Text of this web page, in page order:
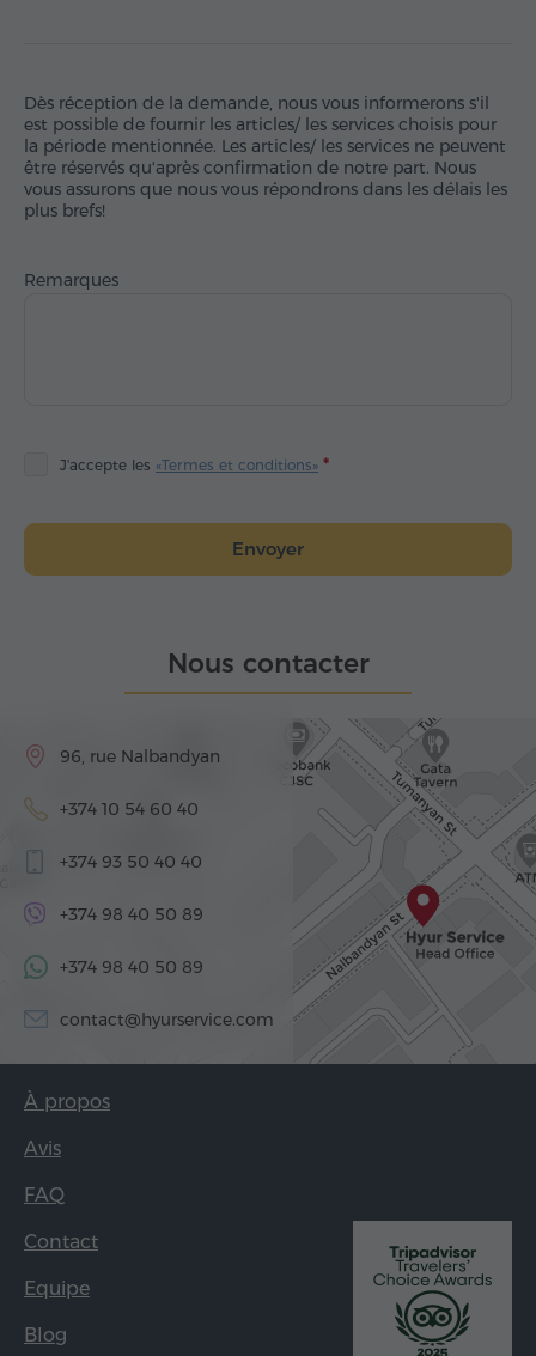
Dès réception de la demande, nous vous informerons s'il
est possible de fournir les articles/ les services choisis pour
la période mentionnée. Les articles/ les services ne peuvent
être réservés qu'après confirmation de notre part. Nous
vous assurons que nous vous répondrons dans les délais les
plus brefs!
Remarques
J'accepte les «Termes et conditions»
Envoyer
Nous contacter
96, rue Nalbandyan
+374 10 54 60 40
+374 93 50 40 40
+374 98 40 50 89
+374 98 40 50 89
contact@hyurservice.com
À propos
Avis
FAQ
Contact
Equipe
Blog